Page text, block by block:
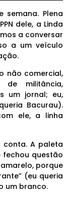
semana. Plena
dele, a Linda
a conversar
a um veículo
não comercial,
militância,
um jornal; eu,
Bacurau).
ele, a linha
conta. A paleta
fechou questão
porque
(eu queria
um branco.